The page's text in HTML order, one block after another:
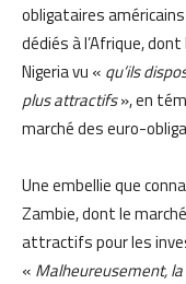
obligataires
dédiés à l’Afrique,
Nigeria vu « qu’ils
plus attractifs», en
marché des euro-
Une embellie que
Zambie, dont le
attractifs pour les
« Malheureusement,